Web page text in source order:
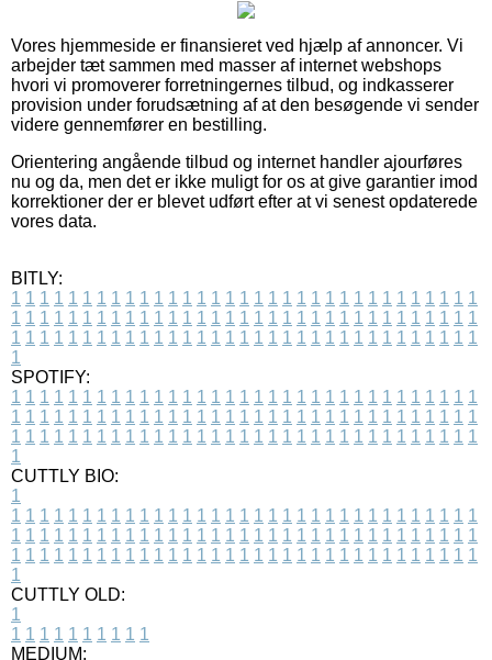
Vores hjemmeside er finansieret ved hjælp af annoncer. Vi
arbejder tæt sammen med masser af internet webshops
hvori vi promoverer forretningernes tilbud, og indkasserer
provision under forudsætning af at den besøgende vi sender
videre gennemfører en bestilling.
Orientering angående tilbud og internet handler ajourføres
nu og da, men det er ikke muligt for os at give garantier imod
korrektioner der er blevet udført efter at vi senest opdaterede
vores data.
BITLY:
1 1 1 1 1 1 1 1 1 1 1 1 1 1 1 1 1 1 1 1 1 1 1 1 1 1 1 1 1 1 1 1 1
1 1 1 1 1 1 1 1 1 1 1 1 1 1 1 1 1 1 1 1 1 1 1 1 1 1 1 1 1 1 1 1 1
1 1 1 1 1 1 1 1 1 1 1 1 1 1 1 1 1 1 1 1 1 1 1 1 1 1 1 1 1 1 1 1 1
1
SPOTIFY:
1 1 1 1 1 1 1 1 1 1 1 1 1 1 1 1 1 1 1 1 1 1 1 1 1 1 1 1 1 1 1 1 1
1 1 1 1 1 1 1 1 1 1 1 1 1 1 1 1 1 1 1 1 1 1 1 1 1 1 1 1 1 1 1 1 1
1 1 1 1 1 1 1 1 1 1 1 1 1 1 1 1 1 1 1 1 1 1 1 1 1 1 1 1 1 1 1 1 1
1
CUTTLY BIO:
1
1 1 1 1 1 1 1 1 1 1 1 1 1 1 1 1 1 1 1 1 1 1 1 1 1 1 1 1 1 1 1 1 1
1 1 1 1 1 1 1 1 1 1 1 1 1 1 1 1 1 1 1 1 1 1 1 1 1 1 1 1 1 1 1 1 1
1 1 1 1 1 1 1 1 1 1 1 1 1 1 1 1 1 1 1 1 1 1 1 1 1 1 1 1 1 1 1 1 1
1
CUTTLY OLD:
1
1 1 1 1 1 1 1 1 1 1
MEDIUM: